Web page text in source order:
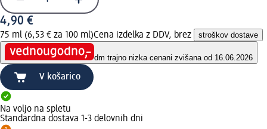
4,90 €
75 ml (6,53 € za 100 ml)Cena izdelka z DDV, brez stroškov dostave
dm trajno nizka cenani zvišana od 16.06.2026
V košarico
Na voljo na spletu
Standardna dostava 1-3 delovnih dni